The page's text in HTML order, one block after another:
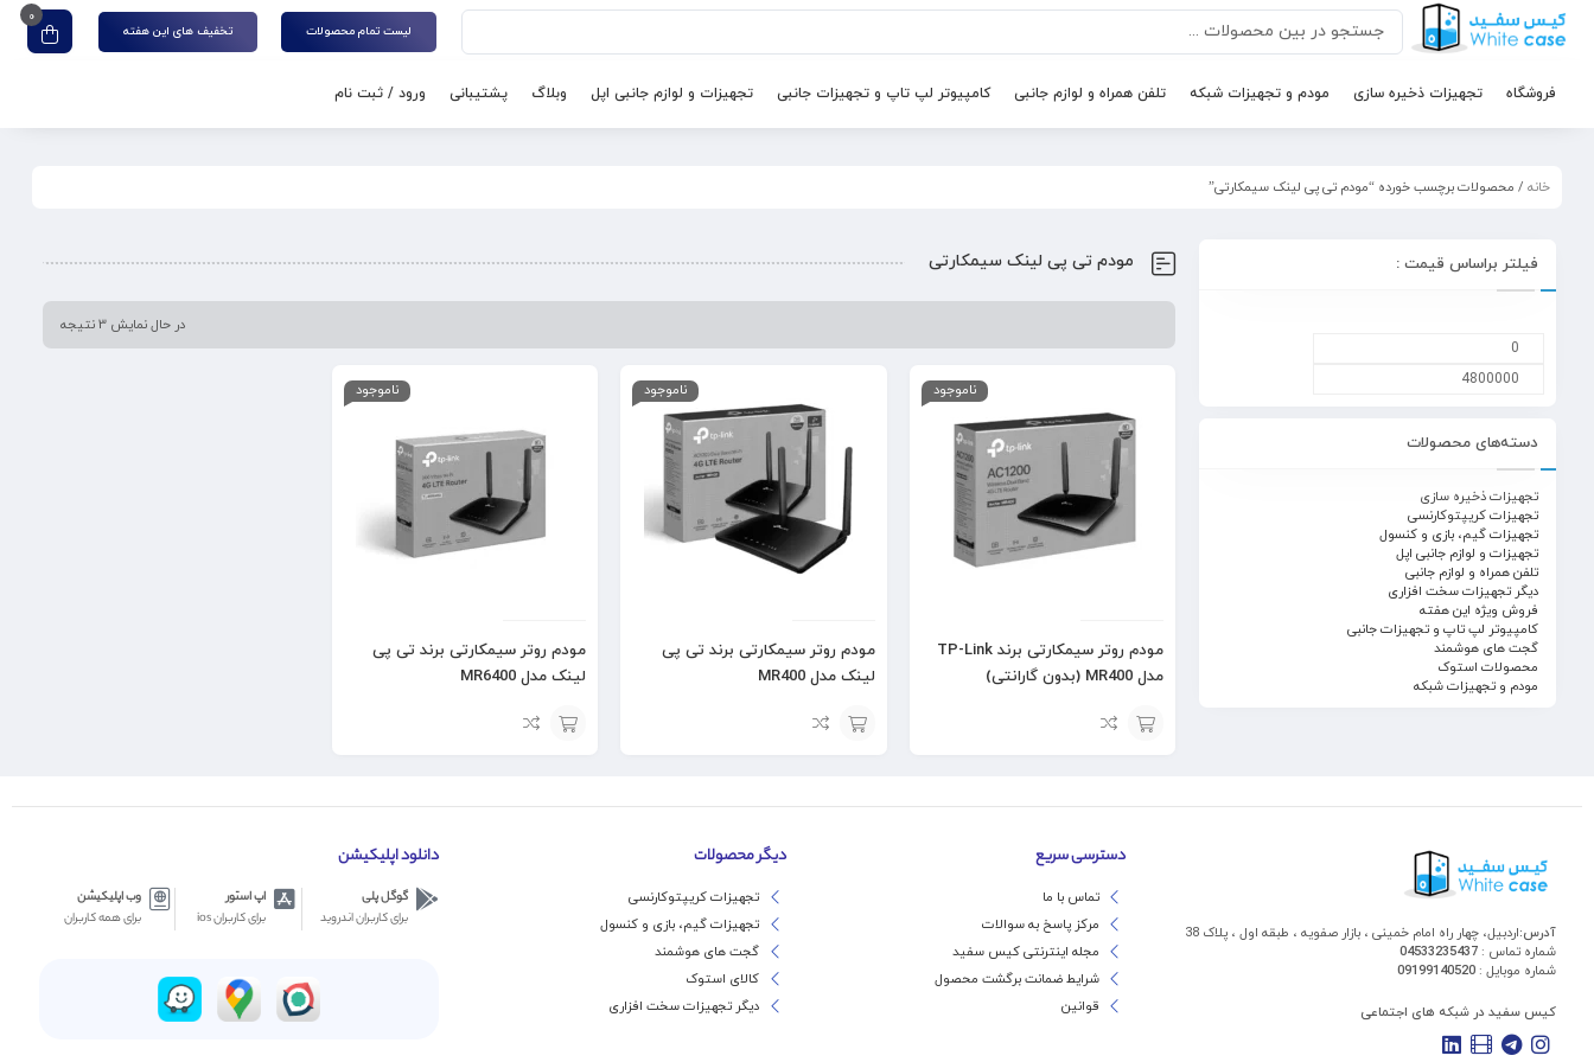
لیست تمام محصولات تخفیف های این هفته
0
فروشگاه تجهیزات ذخیره سازی مودم و تجهیزات شبکه تلفن همراه و لوازم جانبی کامپیوتر لپ تاپ و تجهیزات جانبی تجهیزات و لوازم جانبی اپل وبلاگ پشتیبانی ورود / ثبت نام
خانه / محصولات برچسب خورده “مودم تی پی لینک سیمکارتی”
فیلتر براساس قیمت :
دسته‌های محصولات
تجهیزات ذخیره سازی
تجهیزات کریپتوکارنسی
تجهیزات گیم، بازی و کنسول
تجهیزات و لوازم جانبی اپل
تلفن همراه و لوازم جانبی
دیگر تجهیزات سخت افزاری
فروش ویژه این هفته
کامپیوتر لپ تاپ و تجهیزات جانبی
گجت های هوشمند
محصولات استوک
مودم و تجهیزات شبکه
مودم تی پی لینک سیمکارتی
در حال نمایش 3 نتیجه
ناموجود
مودم روتر سیمکارتی برند TP-Link
مدل MR400 (بدون گارانتی)
ناموجود
مودم روتر سیمکارتی برند تی پی
لینک مدل MR400
ناموجود
مودم روتر سیمکارتی برند تی پی
لینک مدل MR6400
آدرس:اردبیل، چهار راه امام خمینی ، بازار صفویه ، طبقه اول ، پلاک 38
شماره تماس : 04533235437
شماره موبایل : 09199140520
کیس سفید در شبکه های اجتماعی
دسترسی سریع
تماس با ما
مرکز پاسخ به سوالات
مجله اینترنتی کیس سفید
شرایط ضمانت برگشت محصول
قوانین
دیگر محصولات
تجهیزات کریپتوکارنسی
تجهیزات گیم، بازی و کنسول
گجت های هوشمند
کالای استوک
دیگر تجهیزات سخت افزاری
دانلود اپلیکیشن
گوگل پلی
برای کاربران اندروید
اپ استور
برای کاربران ios
وب اپلیکیشن
برای همه کاربران